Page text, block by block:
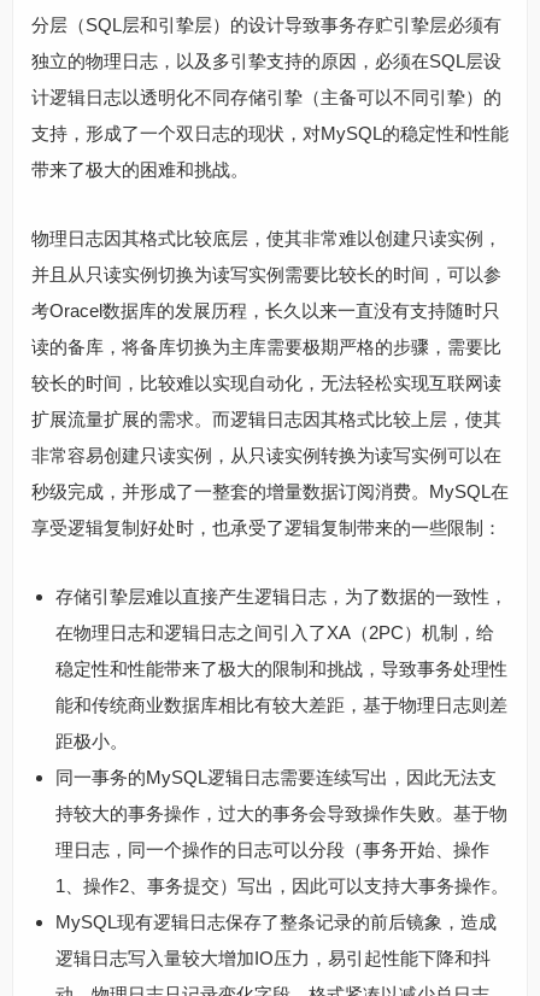
分层（SQL层和引挚层）的设计导致事务存贮引挚层必须有
独立的物理日志，以及多引挚支持的原因，必须在SQL层设
计逻辑日志以透明化不同存储引挚（主备可以不同引挚）的
支持，形成了一个双日志的现状，对MySQL的稳定性和性能
带来了极大的困难和挑战。
物理日志因其格式比较底层，使其非常难以创建只读实例，
并且从只读实例切换为读写实例需要比较长的时间，可以参
考Oracel数据库的发展历程，长久以来一直没有支持随时只
读的备库，将备库切换为主库需要极期严格的步骤，需要比
较长的时间，比较难以实现自动化，无法轻松实现互联网读
扩展流量扩展的需求。而逻辑日志因其格式比较上层，使其
非常容易创建只读实例，从只读实例转换为读写实例可以在
秒级完成，并形成了一整套的增量数据订阅消费。MySQL在
享受逻辑复制好处时，也承受了逻辑复制带来的一些限制：
存储引挚层难以直接产生逻辑日志，为了数据的一致性，
在物理日志和逻辑日志之间引入了XA（2PC）机制，给
稳定性和性能带来了极大的限制和挑战，导致事务处理性
能和传统商业数据库相比有较大差距，基于物理日志则差
距极小。
同一事务的MySQL逻辑日志需要连续写出，因此无法支
持较大的事务操作，过大的事务会导致操作失败。基于物
理日志，同一个操作的日志可以分段（事务开始、操作
1、操作2、事务提交）写出，因此可以支持大事务操作。
MySQL现有逻辑日志保存了整条记录的前后镜象，造成
逻辑日志写入量较大增加IO压力，易引起性能下降和抖